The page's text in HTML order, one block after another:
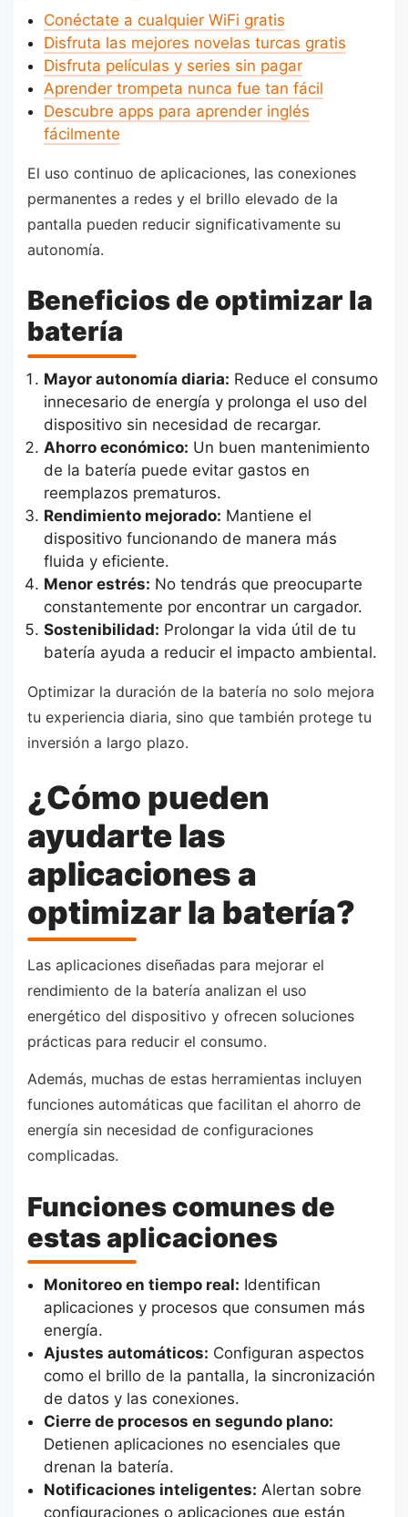
Conéctate a cualquier WiFi gratis
Disfruta las mejores novelas turcas gratis
Disfruta películas y series sin pagar
Aprender trompeta nunca fue tan fácil
Descubre apps para aprender inglés
fácilmente
El uso continuo de aplicaciones, las conexiones
permanentes a redes y el brillo elevado de la
pantalla pueden reducir significativamente su
autonomía.
Beneficios de optimizar la
batería
Mayor autonomía diaria: Reduce el consumo
innecesario de energía y prolonga el uso del
dispositivo sin necesidad de recargar.
Ahorro económico: Un buen mantenimiento
de la batería puede evitar gastos en
reemplazos prematuros.
Rendimiento mejorado: Mantiene el
dispositivo funcionando de manera más
fluida y eficiente.
Menor estrés: No tendrás que preocuparte
constantemente por encontrar un cargador.
Sostenibilidad: Prolongar la vida útil de tu
batería ayuda a reducir el impacto ambiental.
Optimizar la duración de la batería no solo mejora
tu experiencia diaria, sino que también protege tu
inversión a largo plazo.
¿Cómo pueden
ayudarte las
aplicaciones a
optimizar la batería?
Las aplicaciones diseñadas para mejorar el
rendimiento de la batería analizan el uso
energético del dispositivo y ofrecen soluciones
prácticas para reducir el consumo.
Además, muchas de estas herramientas incluyen
funciones automáticas que facilitan el ahorro de
energía sin necesidad de configuraciones
complicadas.
Funciones comunes de
estas aplicaciones
Monitoreo en tiempo real: Identifican
aplicaciones y procesos que consumen más
energía.
Ajustes automáticos: Configuran aspectos
como el brillo de la pantalla, la sincronización
de datos y las conexiones.
Cierre de procesos en segundo plano:
Detienen aplicaciones no esenciales que
drenan la batería.
Notificaciones inteligentes: Alertan sobre
configuraciones o aplicaciones que están